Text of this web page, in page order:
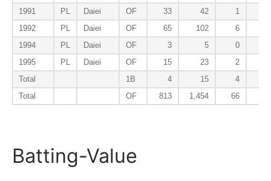
1991
PL Daiei OF 33 42 1
1992
PL Daiei OF 65 102 6
1994
PL Daiei OF 3 5 0
1995
PL Daiei OF 15 23 2
Total
1B 4 15 4
Total
OF 813 1,454 66
Batting-Value